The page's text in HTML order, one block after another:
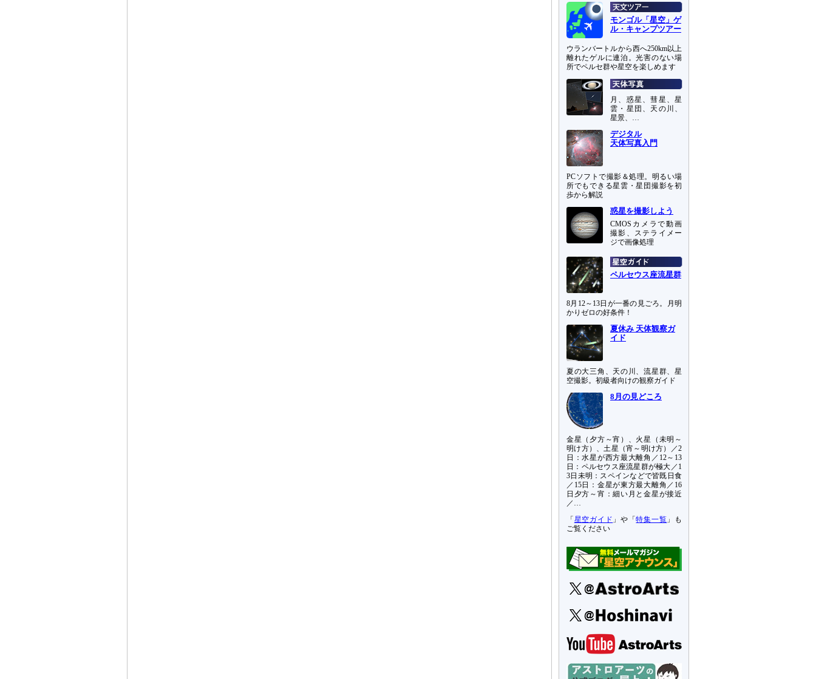
モンゴル「星空」ゲ
ル・キャンプツアー
ウランバートルから西へ250km以上
離れたゲルに連泊。光害のない場
所でペルセ群や星空を楽しめます
月、惑星、彗星、星
雲・星団、天の川、
星景、…
デジタル
天体写真入門
PCソフトで撮影＆処理。明るい場
所でもできる星雲・星団撮影を初
歩から解説
惑星を撮影しよう
CMOSカメラで動画
撮影、ステライメー
ジで画像処理
ペルセウス座流星群
8月12～13日が一番の見ごろ。月明
かりゼロの好条件！
夏休み 天体観察ガ
イド
夏の大三角、天の川、流星群、星
空撮影。初級者向けの観察ガイド
8月の見どころ
金星（夕方～宵）、火星（未明～
明け方）、土星（宵～明け方）／2
日：水星が西方最大離角／12～13
日：ペルセウス座流星群が極大／1
3日未明：スペインなどで皆既日食
／15日：金星が東方最大離角／16
日夕方～宵：細い月と金星が接近
／…
「 星空ガイド 」や「特集一覧 」も
ご覧ください